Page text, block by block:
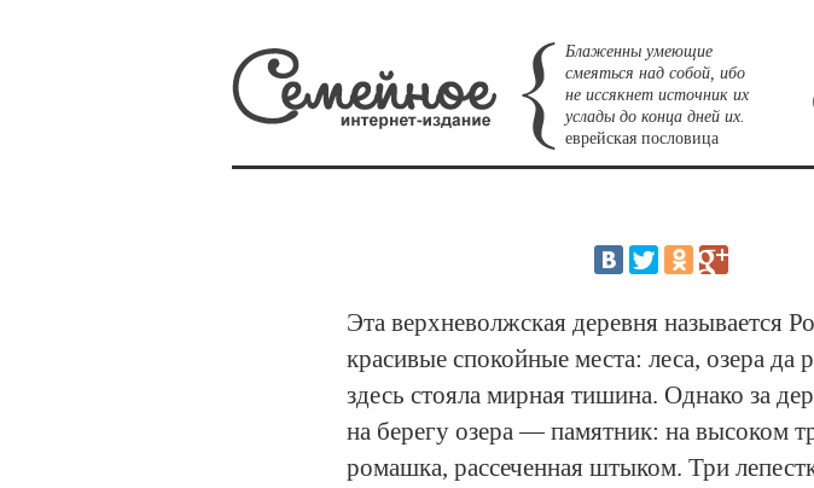
Блаженны умеющие
смеяться над собой, ибо
не иссякнет источник их
услады до конца дней их.
еврейская пословица
Эта верхневолжская деревня называется
красивые спокойные места: леса, озера да
здесь стояла мирная тишина. Однако за
на берегу озера — памятник: на высоком
ромашка, рассеченная штыком. Три